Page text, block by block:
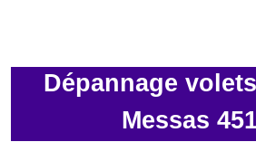
Dépannage
Messas